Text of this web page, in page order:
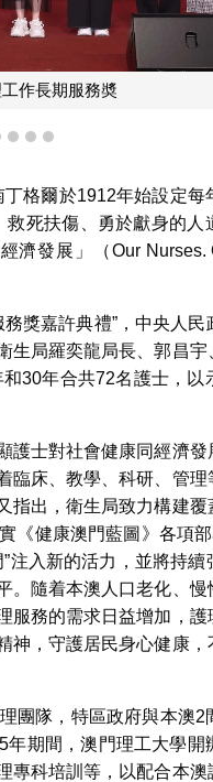
作長期服務奬
9 1011
格爾於1912年始設定每
死扶傷、勇於獻身的人
發展」（Our Nurses.
獎嘉許典禮”，中央人
生局羅奕龍局長、郭昌
30年合共72名護士，以
護士對社會健康同經濟
臨床、教學、科研、管
指出，衛生局致力構建
《健康澳門藍圖》各項部
注入新的活力，並將持
。隨着本澳人口老化、
務的需求日益增加，護
神，守護居民身心健康
團隊，特區政府與本澳2
期間，澳門理工大學開
科培訓等，以配合本澳